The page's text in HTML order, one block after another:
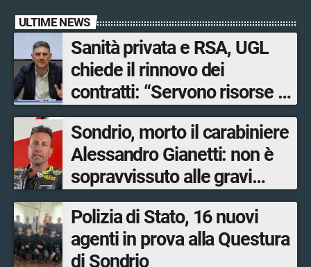
ULTIME NEWS
Sanità privata e RSA, UGL
chiede il rinnovo dei
contratti: “Servono risorse e
salari adeguati”
Sondrio, morto il carabiniere
Alessandro Gianetti: non è
sopravvissuto alle gravi
ustioni
Polizia di Stato, 16 nuovi
agenti in prova alla Questura
di Sondrio